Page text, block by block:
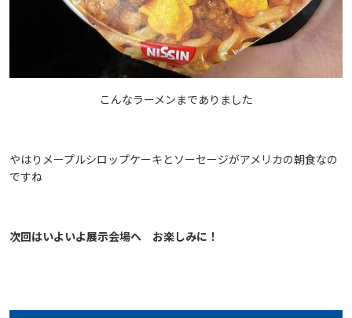
こんなラーメンまでありました
やはりメープルシロップケーキとソーセージがアメリカの朝食なの
ですね
次回はいよいよ展示会場へ お楽しみに！